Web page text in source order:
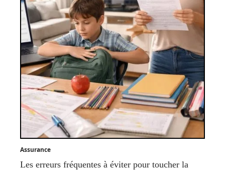
Assurance
Les erreurs fréquentes à éviter pour toucher la